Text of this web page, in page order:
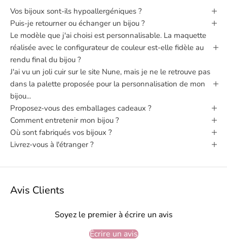
Vos bijoux sont‑ils hypoallergéniques ?
Puis‑je retourner ou échanger un bijou ?
Le modèle que j'ai choisi est personnalisable. La maquette
réalisée avec le configurateur de couleur est-elle fidèle au
rendu final du bijou ?
J'ai vu un joli cuir sur le site Nune, mais je ne le retrouve pas
dans la palette proposée pour la personnalisation de mon
bijou...
Proposez-vous des emballages cadeaux ?
Comment entretenir mon bijou ?
Où sont fabriqués vos bijoux ?
Livrez-vous à l'étranger ?
Avis Clients
Soyez le premier à écrire un avis
Écrire un avis